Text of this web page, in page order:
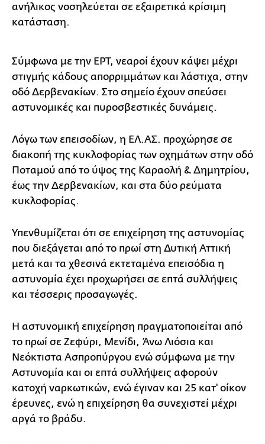
ανήλικος νοσηλεύεται σε εξαιρετικά κρίσιμη
κατάσταση.
Σύμφωνα με την ΕΡΤ, νεαροί έχουν κάψει μέχρι
στιγμής κάδους απορριμμάτων και λάστιχα, στην
οδό Δερβενακίων. Στο σημείο έχουν σπεύσει
αστυνομικές και πυροσβεστικές δυνάμεις.
Λόγω των επεισοδίων, η ΕΛ.ΑΣ. προχώρησε σε
διακοπή της κυκλοφορίας των οχημάτων στην οδό
Ποταμού από το ύψος της Καραολή & Δημητρίου,
έως την Δερβενακίων, και στα δύο ρεύματα
κυκλοφορίας.
Υπενθυμίζεται ότι σε επιχείρηση της αστυνομίας
που διεξάγεται από το πρωί στη Δυτική Αττική
μετά και τα χθεσινά εκτεταμένα επεισόδια η
αστυνομία έχει προχωρήσει σε επτά συλλήψεις
και τέσσερις προσαγωγές.
Η αστυνομική επιχείρηση πραγματοποιείται από
το πρωί σε Ζεφύρι, Μενίδι, Άνω Λιόσια και
Νεόκτιστα Ασπροπύργου ενώ σύμφωνα με την
Αστυνομία και οι επτά συλλήψεις αφορούν
κατοχή ναρκωτικών, ενώ έγιναν και 25 κατ' οίκον
έρευνες, ενώ η επιχείρηση θα συνεχιστεί μέχρι
αργά το βράδυ.